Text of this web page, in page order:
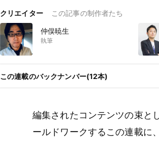
クリエイター この記事の制作者たち
仲俣暁生
執筆
この連載のバックナンバー(12本)
編集されたコンテンツの束と
ールドワークするこの連載に